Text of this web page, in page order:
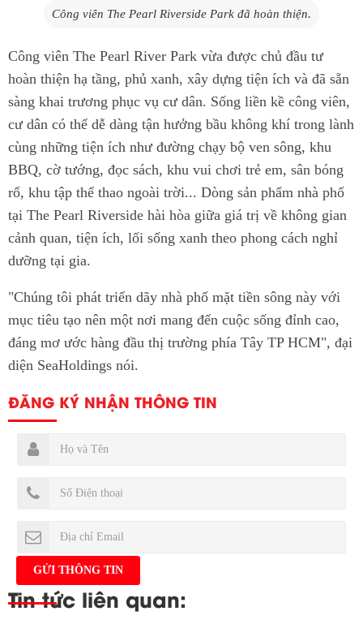
Công viên The Pearl Riverside Park đã hoàn thiện.
Công viên The Pearl River Park vừa được chủ đầu tư
hoàn thiện hạ tầng, phủ xanh, xây dựng tiện ích và đã sẵn
sàng khai trương phục vụ cư dân. Sống liền kề công viên,
cư dân có thể dễ dàng tận hưởng bầu không khí trong lành
cùng những tiện ích như đường chạy bộ ven sông, khu
BBQ, cờ tướng, đọc sách, khu vui chơi trẻ em, sân bóng
rổ, khu tập thể thao ngoài trời... Dòng sản phẩm nhà phố
tại The Pearl Riverside hài hòa giữa giá trị về không gian
cảnh quan, tiện ích, lối sống xanh theo phong cách nghỉ
dưỡng tại gia.
"Chúng tôi phát triển dãy nhà phố mặt tiền sông này với
mục tiêu tạo nên một nơi mang đến cuộc sống đỉnh cao,
đáng mơ ước hàng đầu thị trường phía Tây TP HCM", đại
diện SeaHoldings nói.
ĐĂNG KÝ NHẬN THÔNG TIN
Tin tức liên quan: